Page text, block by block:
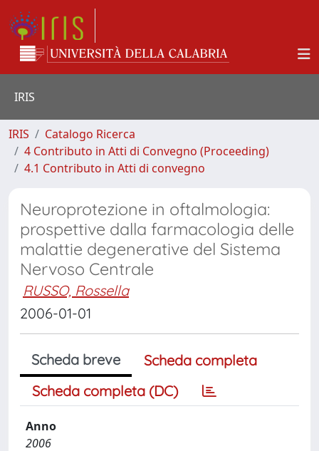
IRIS
IRIS
Catalogo Ricerca
4 Contributo in Atti di Convegno (Proceeding)
4.1 Contributo in Atti di convegno
Neuroprotezione in oftalmologia:
prospettive dalla farmacologia delle
malattie degenerative del Sistema
Nervoso Centrale
RUSSO, Rossella
2006-01-01
Scheda breve
Scheda completa
Scheda completa (DC)
Anno
2006